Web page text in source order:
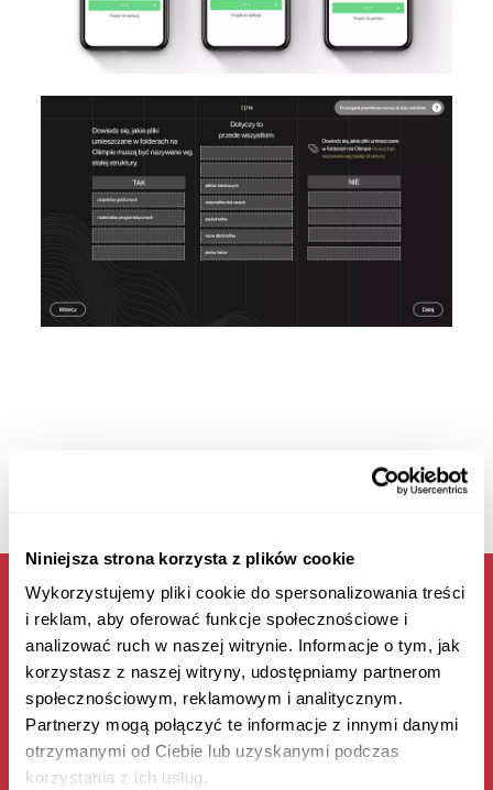
Niniejsza strona korzysta z plików cookie
Wykorzystujemy pliki cookie do spersonalizowania treści
i reklam, aby oferować funkcje społecznościowe i
analizować ruch w naszej witrynie. Informacje o tym, jak
korzystasz z naszej witryny, udostępniamy partnerom
społecznościowym, reklamowym i analitycznym.
Partnerzy mogą połączyć te informacje z innymi danymi
otrzymanymi od Ciebie lub uzyskanymi podczas
korzystania z ich usług.
ДІЗНАЙТЕСЯ ПРО УМОВИ СПІВПРАЦІ